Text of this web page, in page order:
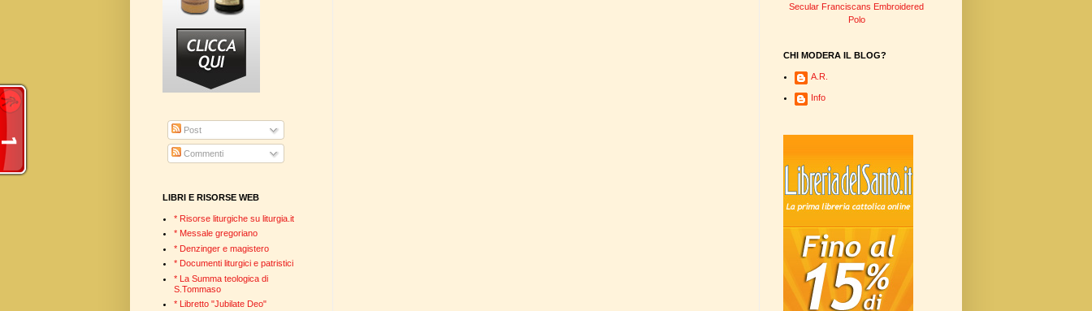
Post
Commenti
LIBRI E RISORSE WEB
* Risorse liturgiche su liturgia.it
* Messale gregoriano
* Denzinger e magistero
* Documenti liturgici e patristici
* La Summa teologica di
S.Tommaso
* Libretto "Jubilate Deo"
Secular Franciscans Embroidered
Polo
CHI MODERA IL BLOG?
A.R.
Info